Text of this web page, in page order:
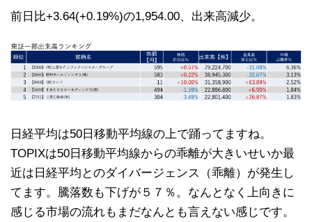
前日比+3.64(+0.19%)の1,954.00、出来高減少。
日経平均は50日移動平均線の上で踊ってますね。
TOPIXは50日移動平均線からの乖離が大きいせいか最
近は日経平均とのダイバージェンス（乖離）が発生し
てます。騰落数も下げが５７％。なんとなく上向きに
感じる市場の流れもまだなんとも言えない感じです。